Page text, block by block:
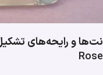
نت‌ها و رایحه‌های
Rose